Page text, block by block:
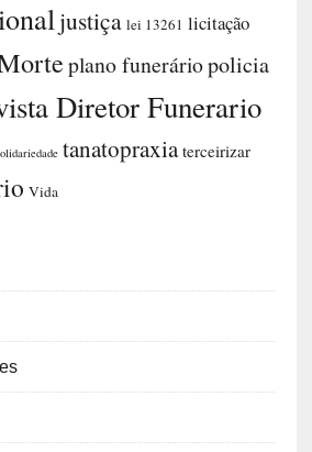
justiça lei 13261 licitação
plano funeráriopolicia
Diretor Funerario
tanatopraxia terceirizar
Vida